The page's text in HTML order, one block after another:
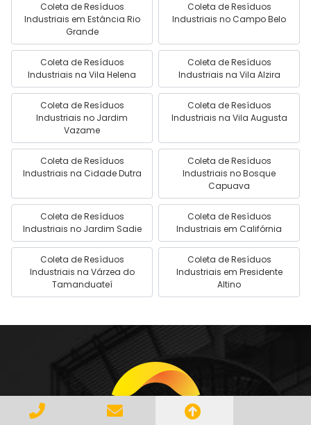
Coleta de Resíduos
Industriais em Estância Rio
Grande
Coleta de Resíduos
Industriais no Campo Belo
Coleta de Resíduos
Industriais na Vila Helena
Coleta de Resíduos
Industriais na Vila Alzira
Coleta de Resíduos
Industriais no Jardim
Vazame
Coleta de Resíduos
Industriais na Vila Augusta
Coleta de Resíduos
Industriais na Cidade Dutra
Coleta de Resíduos
Industriais no Bosque
Capuava
Coleta de Resíduos
Industriais no Jardim Sadie
Coleta de Resíduos
Industriais em Califórnia
Coleta de Resíduos
Industriais na Várzea do
Tamanduateí
Coleta de Resíduos
Industriais em Presidente
Altino